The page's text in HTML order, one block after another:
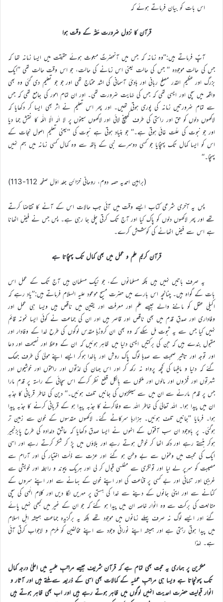
اس بات کو بیان فرماتے ہوئے کہ
قرآن کا نزول ضرورت حَقّہ کے وقت ہوا
آپؑ فرماتے ہیں:’’وہ زمانہ کہ جس میں آنحضرتؐ مبعوث ہوئے حقیقت میں ایسا زمانہ تھا کہ
جس کی حالت موجودہ ‘‘ جس کی حالت یعنی اس زمانے کی حالت، جو اس وقت حالت تھی ’’ایک
بزرگ اور عظیم القدر مصلح ربانی اور ہادیٔ آسمانی کی اشد محتاج تھی اور جو جو تعلیم دی گئی وہ بھی
واقعہ میں سچی اور ایسی تھی کہ جس کی نہایت ضرورت تھی۔ اور ان تمام امور کی جامع تھی کہ جس
سے تمام ضرورتیں زمانہ کی پوری ہوتی تھیں۔ اور پھر اس تعلیم نے اثر بھی ایسا کر دکھایا کہ
لاکھوں دلوں کو حق اور راستی کی طرف کھینچ لائی اور لاکھوں سینوں پر لا الٰہ الّا اللّٰہ کا نقش جما دیا
اور جو نبوت کی علّت غائی ہوتی ہے۔‘‘ جو بنیاد ہوتی ہے نبوت کی ’’یعنی تعلیم اصول نجات کے
اس کو ایسا کمال تک پہنچایا جو کسی دوسرے نبی کے ہاتھ سے وہ کمال کسی زمانہ میں بہم نہیں
پہنچا۔‘‘
(براہین احمدیہ حصہ دوم، روحانی خزائن جلد اوّل صفحہ 112-113)
پس یہ آخری شرعی کتاب ایسے وقت میں آئی جب حالات اس کے آنے کا تقاضا کرتے
تھے اور پھر لاکھوں دلوں کو پاک کیا اور آج تک کرتی چلی جا رہی ہے۔ پس جس نے فیض اٹھانا
ہے اس سے فیض اٹھانے کی کوشش کرے۔
قرآن کریم علم و عمل میں بھی کمال تک پہنچاتا ہے
یہ صرف باتیں نہیں ہیں بلکہ مسلمانوں کے، جو نیک مسلمان ہیں آج تک کے عمل اس
بات کے گواہ ہیں۔ چنانچہ اس بارے میں حضرت مسیح موعود علیہ السلام فرماتے ہیں:’’یاد رہے کہ
اکیلی عقل کو ماننے والے جیسے علم اور معرفت اور یقین میں ناقص ہیں ویسا ہی عمل اور
وفاداری اور صدقِ قدم میں بھی ناقص اور قاصر ہیں اور ان کی جماعت نے کوئی ایسا نمونہ قائم
نہیں کیا جس سے یہ ثبوت مل سکے کہ وہ بھی ان کروڑہا مقدس لوگوں کی طرح خدا کے وفادار اور
مقبول بندے ہیں کہ جن کی برکتیں ایسی دنیا میں ظاہر ہوئیں کہ ان کے وعظ اور نصیحت اور دعا
اور توجہ اور تاثیر صحبت سے صدہا لوگ پاک روش اور باخدا ہوکر ایسے اپنے مولیٰ کی طرف جھک
گئے کہ دنیا و مافیہا کی کچھ پرواہ نہ رکھ کر اور اس جہان کی لذتوں اور راحتوں اور خوشیوں اور
شہرتوں اور فخروں اور مالوں اور ملکوں سے بالکل قطع نظر کرکے اس سچائی کے راستہ پر قدم مارا
جس پر قدم مارنے سے ان میں سے سینکڑوں کی جانیں تلف ہوئیں۔‘‘ دین کی خاطر قربانی کا جذبہ
ان میں پیدا ہوا۔ اللہ تعالیٰ کی خاطر اللہ سے وفاکرنے کا جذبہ پیدا ہو کے قربانی کرنے کا جذبہ پیدا
ہوا۔ فرمایا ’’جانیں تلف ہوئیں۔ ہزارہا سرکاٹے گئے۔ لاکھوں مقدسوں کے خون سے زمین تر
ہوگئی۔ پر باوجود ان سب آفتوں کے انہوں نے ایسا صدق دکھایا کہ عاشقِ دلدادہ کی طرح پابزنجیر
ہوکر ہنستے رہے اور دکھ اٹھا کر خوش ہوتے رہے اور بلاؤں میں پڑ کر شکر کرتے رہے اور اسی
ایک کی محبت میں وطنوں سے بے وطن ہو گئے اور عزت سے ذلّت اختیار کی اور آرام سے
مصیبت کو سرپر لے لیا اور تونگری سے مفلسی قبول کر لی اور ہریک پیوند و رابطہ اور خویشی سے
غریبی اور تنہائی اور بے کسی پر قناعت کی اور اپنے خون کے بہانے سے اور اپنے سروں کے
کٹانے سے اور اپنی جانوں کے دینے سے خدا کی ہستی پر مہریں لگا دیں اور کلام الٰہی کی سچی
متابعت کی برکت سے وہ انوار خاصہ ان میں پیدا ہو گئے کہ جو ان کے غیر میں کبھی نہیں پائے
گئے اور ایسے لوگ نہ صرف پہلے زمانوں میں موجود تھے بلکہ یہ برگزیدہ جماعت ہمیشہ اہلِ اسلام
میں پیدا ہوتی رہتی ہے اور ہمیشہ اپنے نورانی وجود سے اپنے مخالفین کو ملزم و لاجواب کرتی آئی
ہے۔ لہٰذا
منکرین پر ہماری یہ حجت بھی تمام ہے کہ قرآن شریف جیسے مراتبِ علمیہ میں اعلیٰ درجہ کمال
تک پہونچاتا ہے ویسا ہی مراتبِ عملیہ کے کمالات بھی اسی کے ذریعہ سے ملتے ہیں اور آثار و
انوار قبولیت حضرت احدیت انہیں لوگوں میں ظاہر ہوتے رہے ہیں اور اب بھی ظاہر ہوتے ہیں